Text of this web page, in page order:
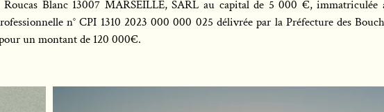
Blanc 13007 MARSEILLE, SARL au capital de 5 000 €,
n° CPI 1310 2023 000 000 025 délivrée par la Préfecture des
un montant de 120 000€.